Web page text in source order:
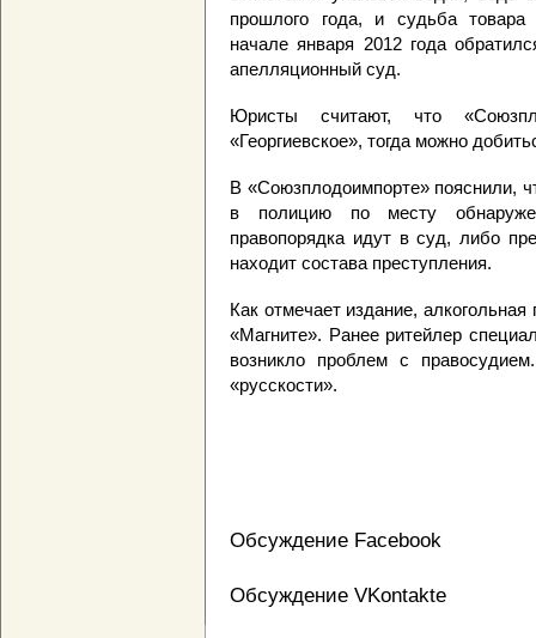
прошлого года, и судьба товара
начале января 2012 года
апелляционный суд.
Юристы считают, что
«Георгиевское», тогда можно
В «Союзплодоимпорте» пояснили,
в полицию по месту
правопорядка идут в суд, либо
находит состава преступления.
Как отмечает издание,
«Магните». Ранее ритейлер
возникло проблем с
«русскости».
Обсуждение Facebook
Обсуждение VKontakte